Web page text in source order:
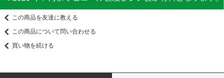
この商品を友達に教える
この商品について問い合わせる
買い物を続ける